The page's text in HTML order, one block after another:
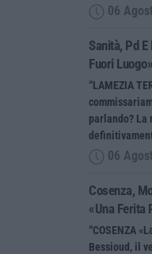
06
Sanità, Pd
Fuori Luogo»
“LAMEZIA
parlando?
06
Cosenza,
«Una Ferita
“COSENZA
Bessioud, il